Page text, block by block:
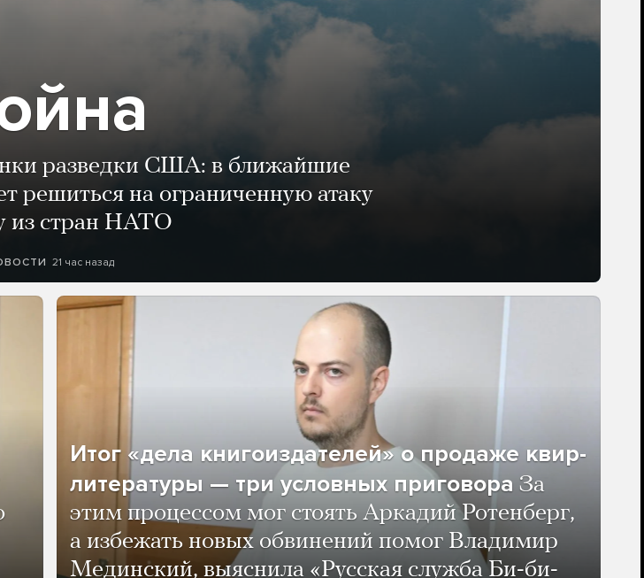
разведки США: в ближайшие
решиться на ограниченную атаку
из стран НАТО
21 час назад
Итог «дела книгоиздателей» о продаже квир-
литературы — три условных приговора За
этим процессом мог стоять Аркадий Ротенберг,
а избежать новых обвинений помог Владимир
Мединский, выяснила «Русская служба Би-би-